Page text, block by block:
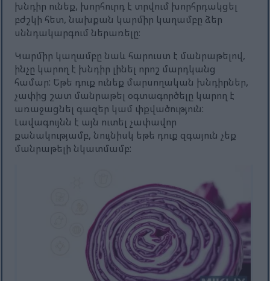
խնդիր ունեք, խորհուրդ է տրվում խորհրդակցել
բժշկի հետ, նախքան կարմիր կաղամբը ձեր
սննդակարգում ներառելը։
Կարմիր կաղամբը նաև հարուստ է մանրաթելով,
ինչը կարող է խնդիր լինել որոշ մարդկանց
համար: Եթե դուք ունեք մարսողական խնդիրներ,
չափից շատ մանրաթել օգտագործելը կարող է
առաջացնել գազեր կամ փքվածություն:
Լավագույնն է այն ուտել չափավոր
քանակությամբ, նույնիսկ եթե դուք զգայուն չեք
մանրաթելի նկատմամբ: